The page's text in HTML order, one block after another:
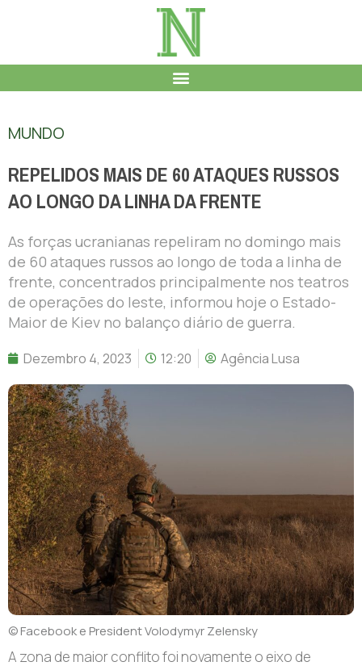
MUNDO
REPELIDOS MAIS DE 60 ATAQUES RUSSOS
AO LONGO DA LINHA DA FRENTE
As forças ucranianas repeliram no domingo mais
de 60 ataques russos ao longo de toda a linha de
frente, concentrados principalmente nos teatros
de operações do leste, informou hoje o Estado-
Maior de Kiev no balanço diário de guerra.
Dezembro 4, 2023 12:20 Agência Lusa
© Facebook e President Volodymyr Zelensky
A zona de maior conflito foi novamente o eixo de